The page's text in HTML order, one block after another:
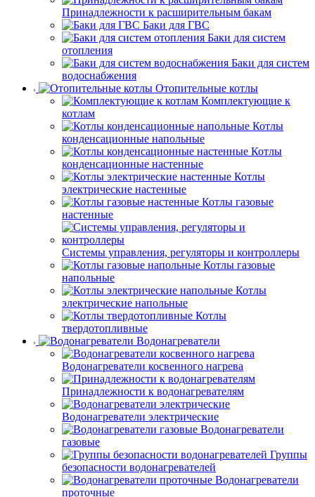
Принадлежности к расширительным бакам
Баки для ГВС
Баки для систем
отопления
Баки для систем
водоснабжения
Отопительные котлы
Комплектующие к
котлам
Котлы
конденсационные напольные
Котлы
конденсационные настенные
Котлы
электрические настенные
Котлы газовые
настенные
Системы управления, регуляторы и контроллеры
Котлы газовые
напольные
Котлы
электрические напольные
Котлы
твердотопливные
Водонагреватели
Водонагреватели косвенного нагрева
Принадлежности к водонагревателям
Водонагреватели электрические
Водонагреватели
газовые
Группы
безопасности водонагревателей
Водонагреватели
проточные